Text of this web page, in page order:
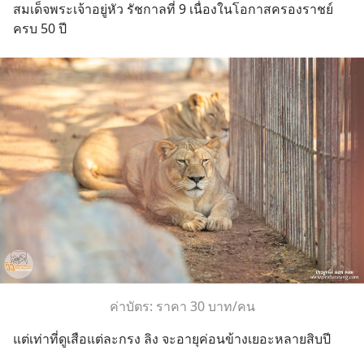
สมเด็จพระเจ้าอยู่หัว รัชกาลที่ 9 เนื่องในโอกาสครองราชย์
ครบ 50 ปี
ค่าบัตร: ราคา 30 บาท/คน
แต่เท่าที่ดูเสือแต่ละกรง ลิง จะอายุค่อนข้างเยอะหลายสิบปี